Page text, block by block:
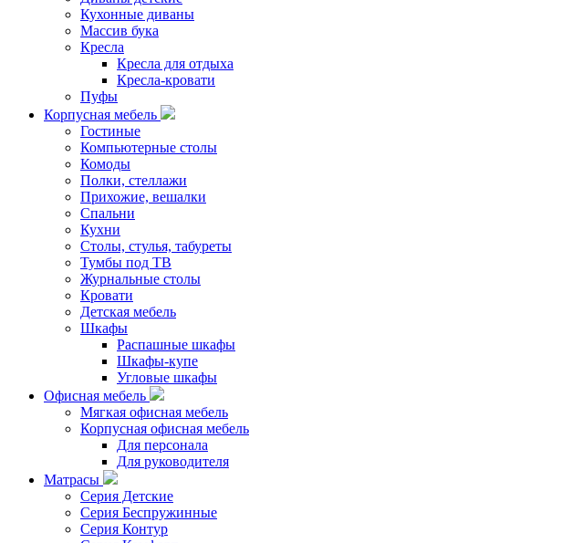
Кухонные диваны
Массив бука
Кресла
Кресла для отдыха
Кресла-кровати
Пуфы
Корпусная мебель
Гостиные
Компьютерные столы
Комоды
Полки, стеллажи
Прихожие, вешалки
Спальни
Кухни
Столы, стулья, табуреты
Тумбы под ТВ
Журнальные столы
Кровати
Детская мебель
Шкафы
Распашные шкафы
Шкафы-купе
Угловые шкафы
Офисная мебель
Мягкая офисная мебель
Корпусная офисная мебель
Для персонала
Для руководителя
Матрасы
Серия Детские
Серия Беспружинные
Серия Контур